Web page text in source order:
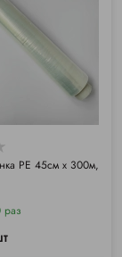
PE 45см х 300м,
раз